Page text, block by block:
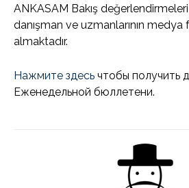
ANKASAM Bakış
danışman ve uzmanlarının
almaktadır.
Нажмите здесь чтобы получить
Еженедельной бюллетени.